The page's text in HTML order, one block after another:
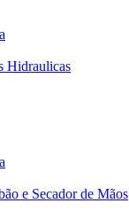
Hidraulicas
e Secador de Mãos